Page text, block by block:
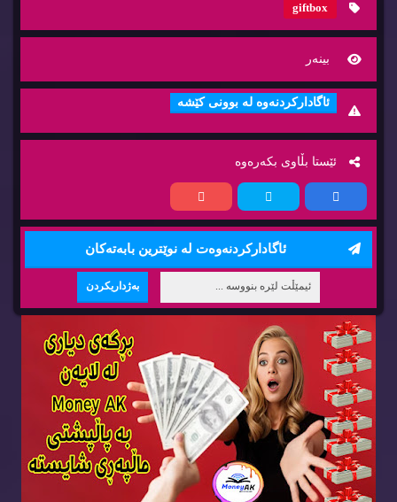
giftbox
بینه‌ر
ئاگاداركردنه‌وه‌ له‌ بوونی كێشه‌
ئێستا بڵاوی بكه‌ره‌وه‌
ئاگاداركردنه‌وه‌ت له‌ نوێترین بابه‌ته‌كان